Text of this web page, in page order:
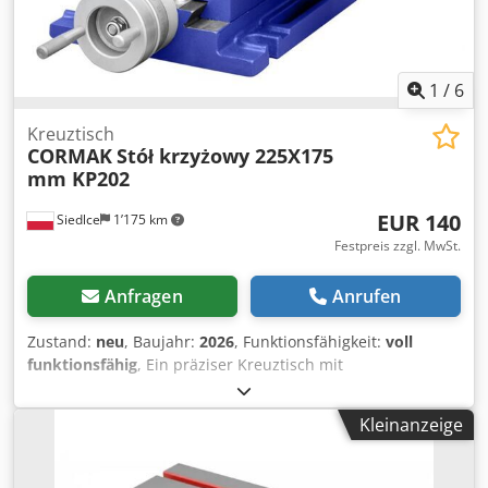
1 / 6
Siedlce 1’175 km
Kreuztisch
CORMAKStół krzyżowy 225X175
mm KP202
EUR 140
Festpreis zzgl. MwSt.
Anfragen Anrufen
Zustand: neu, Baujahr: 2026, Funktionsfähigkeit: voll
funktionsfähig, Ein präziser Kreuztisch mit
Schraubenabdeckung und Gleitführungen im
„Schwalbenschwanz“-Verfahren verbessern die Steifigkeit
des Tisches deutlich und ermöglichen die Eliminierung
Kreuztisch ist solide aus hochwertigen Materialien
Kleinanzeige